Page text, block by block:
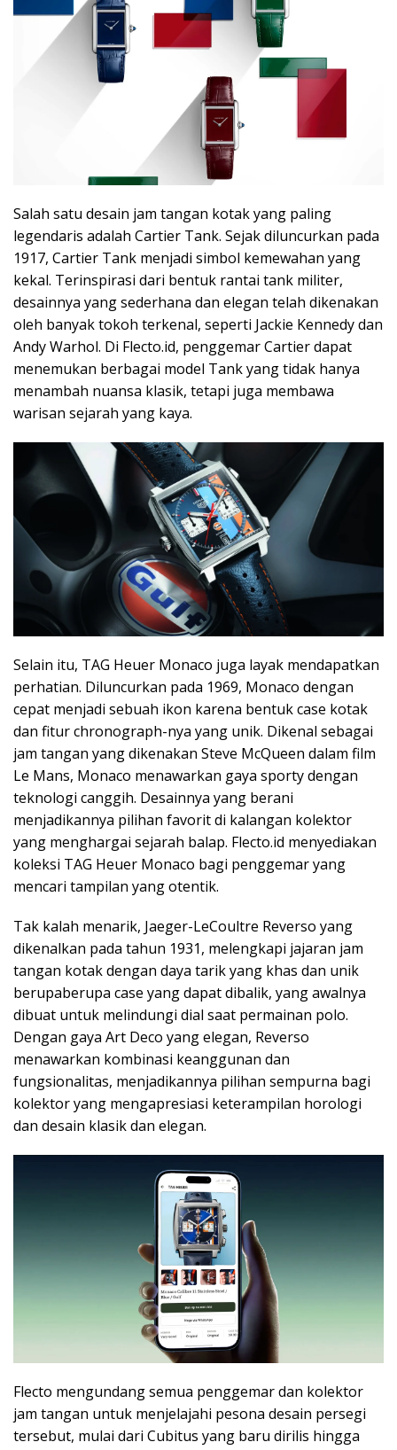
Salah satu desain jam tangan kotak yang paling
legendaris adalah Cartier Tank. Sejak diluncurkan pada
1917, Cartier Tank menjadi simbol kemewahan yang
kekal. Terinspirasi dari bentuk rantai tank militer,
desainnya yang sederhana dan elegan telah dikenakan
oleh banyak tokoh terkenal, seperti Jackie Kennedy dan
Andy Warhol. Di Flecto.id, penggemar Cartier dapat
menemukan berbagai model Tank yang tidak hanya
menambah nuansa klasik, tetapi juga membawa
warisan sejarah yang kaya.
Selain itu, TAG Heuer Monaco juga layak mendapatkan
perhatian. Diluncurkan pada 1969, Monaco dengan
cepat menjadi sebuah ikon karena bentuk case kotak
dan fitur chronograph-nya yang unik. Dikenal sebagai
jam tangan yang dikenakan Steve McQueen dalam film
Le Mans, Monaco menawarkan gaya sporty dengan
teknologi canggih. Desainnya yang berani
menjadikannya pilihan favorit di kalangan kolektor
yang menghargai sejarah balap. Flecto.id menyediakan
koleksi TAG Heuer Monaco bagi penggemar yang
mencari tampilan yang otentik.
Tak kalah menarik, Jaeger-LeCoultre Reverso yang
dikenalkan pada tahun 1931, melengkapi jajaran jam
tangan kotak dengan daya tarik yang khas dan unik
berupaberupa case yang dapat dibalik, yang awalnya
dibuat untuk melindungi dial saat permainan polo.
Dengan gaya Art Deco yang elegan, Reverso
menawarkan kombinasi keanggunan dan
fungsionalitas, menjadikannya pilihan sempurna bagi
kolektor yang mengapresiasi keterampilan horologi
dan desain klasik dan elegan.
Flecto mengundang semua penggemar dan kolektor
jam tangan untuk menjelajahi pesona desain persegi
tersebut, mulai dari Cubitus yang baru dirilis hingga